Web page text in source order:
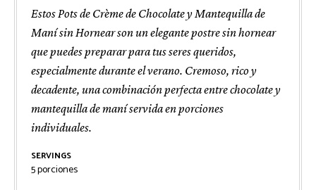
Estos Pots de Crème de Chocolate y Mantequilla de
Maní sin Hornear son un elegante postre sin hornear
que puedes preparar para tus seres queridos,
especialmente durante el verano. Cremoso, rico y
decadente, una combinación perfecta entre chocolate y
mantequilla de maní servida en porciones
individuales.
SERVINGS
5porciones